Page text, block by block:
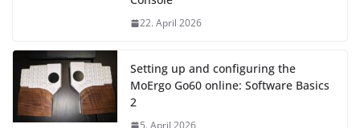
22. April 2026
Setting up and configuring the
MoErgo Go60 online: Software Basics
2